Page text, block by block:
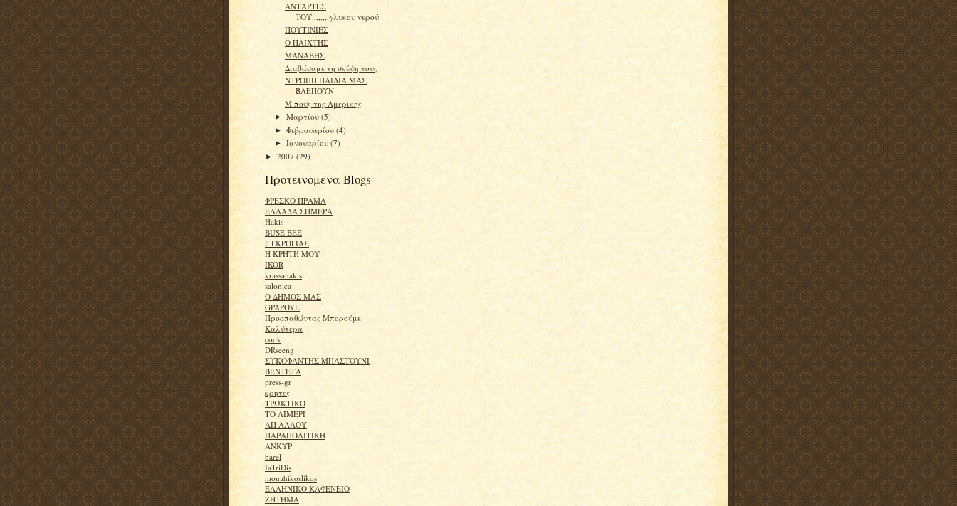
ΑΝΤΑΡΤΕΣ
ΤΟΥ,,,,,,,,γλυκου νερού
ΠΟΥΤΙΝΙΕΣ
Ο ΠΑΙΧΤΗΣ
ΜΑΝΑΒΗΣ
Διαβάσαμε τη σκέψη τους
ΝΤΡΟΠΗ ΠΑΙΔΙΑ ΜΑΣ
ΒΛΕΠΟΥΝ
Μ πους της Αμερικής
►Μαρτίου(5)
►Φεβρουαρίου(4)
►Ιανουαρίου(7)
► 2007 (29)
Προτεινομενα Blogs
ΦΡΕΣΚΟ ΠΡΑΜΑ
ΕΛΛΑΔΑ ΣΗΜΕΡΑ
Hakis
BUSE BEE
Γ ΓΚΡΟΓΙΑΣ
Η ΚΡΗΤΗ ΜΟΥ
IKOR
krassanakis
salonica
O ΔΗΜΟΣ ΜΑΣ
GPAPOYL
Προσπαθώντας Μπορούμε
Καλύτερα
cook
DRseeng
ΣΥΚΟΦΑΝΤΗΣ ΜΠΑΣΤΟΥΝΙ
ΒΕΝΤΕΤΑ
press-gr
κρητες
ΤΡΩΚΤΙΚΟ
ΤΟ ΛΙΜΕΡΙ
ΑΠ ΑΛΛΟΥ
ΠΑΡΑΠΟΛΙΤΙΚΗ
ΑΝΚΥΡ
barel
IaTriDis
monahikoslikos
ΕΛΛΗΝΙΚΟ ΚΑΦΕΝΕΙΟ
ΖΗΤΗΜΑ